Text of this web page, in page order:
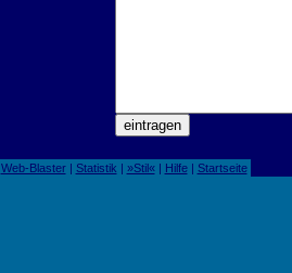
Web-Blaster| Statistik | »Stil«| Hilfe| Startseite